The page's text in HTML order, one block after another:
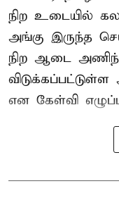
நிற உடையில்
அங்கு இருந்த
நிற ஆடை
என கேள்வி